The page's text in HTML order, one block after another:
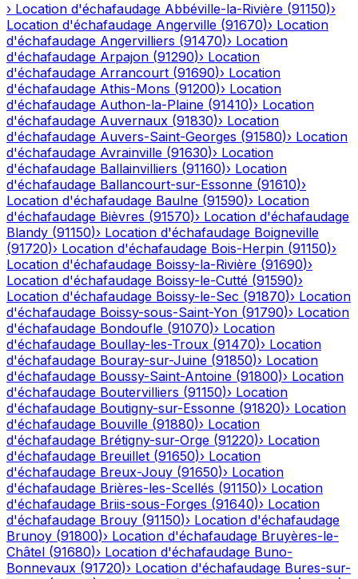
› Location d'échafaudage Abbéville-la-Rivière (91150)›
Location d'échafaudage Angerville (91670)› Location
d'échafaudage Angervilliers (91470)› Location
d'échafaudage Arpajon (91290)› Location
d'échafaudage Arrancourt (91690)› Location
d'échafaudage Athis-Mons (91200)› Location
d'échafaudage Authon-la-Plaine (91410)› Location
d'échafaudage Auvernaux (91830)› Location
d'échafaudage Auvers-Saint-Georges (91580)› Location
d'échafaudage Avrainville (91630)› Location
d'échafaudage Ballainvilliers (91160)› Location
d'échafaudage Ballancourt-sur-Essonne (91610)›
Location d'échafaudage Baulne (91590)› Location
d'échafaudage Bièvres (91570)› Location d'échafaudage
Blandy (91150)› Location d'échafaudage Boigneville
(91720)› Location d'échafaudage Bois-Herpin (91150)›
Location d'échafaudage Boissy-la-Rivière (91690)›
Location d'échafaudage Boissy-le-Cutté (91590)›
Location d'échafaudage Boissy-le-Sec (91870)› Location
d'échafaudage Boissy-sous-Saint-Yon (91790)› Location
d'échafaudage Bondoufle (91070)› Location
d'échafaudage Boullay-les-Troux (91470)› Location
d'échafaudage Bouray-sur-Juine (91850)› Location
d'échafaudage Boussy-Saint-Antoine (91800)› Location
d'échafaudage Boutervilliers (91150)› Location
d'échafaudage Boutigny-sur-Essonne (91820)› Location
d'échafaudage Bouville (91880)› Location
d'échafaudage Brétigny-sur-Orge (91220)› Location
d'échafaudage Breuillet (91650)› Location
d'échafaudage Breux-Jouy (91650)› Location
d'échafaudage Brières-les-Scellés (91150)› Location
d'échafaudage Briis-sous-Forges (91640)› Location
d'échafaudage Brouy (91150)› Location d'échafaudage
Brunoy (91800)› Location d'échafaudage Bruyères-le-
Châtel (91680)› Location d'échafaudage Buno-
Bonnevaux (91720)› Location d'échafaudage Bures-sur-